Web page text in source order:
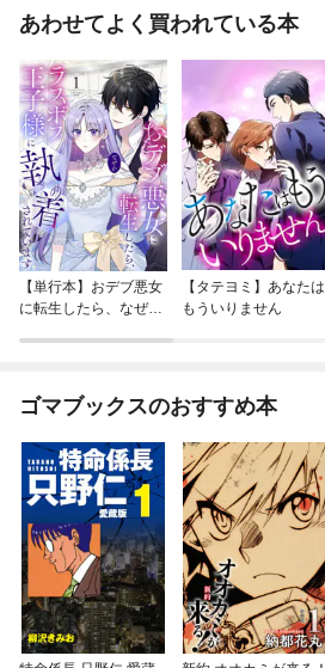
あわせてよく買われている本
【単行本】おデブ悪女
に転生したら、なぜか
【タテヨミ】あなたは
もういりません
ゴマブックスのおすすめ本